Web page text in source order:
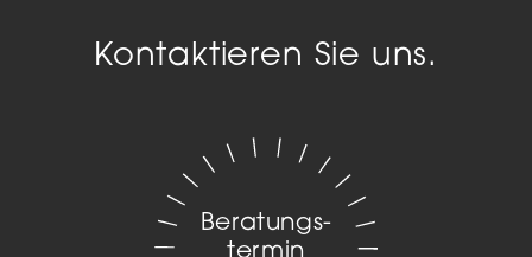
Kontaktieren Sie uns.
Beratungs­
termin